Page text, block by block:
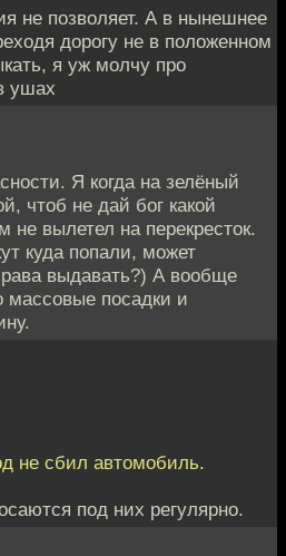
не позволяет. А в нынешнее
дорогу не в положенном
я уж молчу про
ушах
Я когда на зелёный
чтоб не дай бог какой
не вылетел на перекресток.
куда попали, может
выдавать?) А вообще
массовые посадки и
не сбил автомобиль.
под них регулярно.